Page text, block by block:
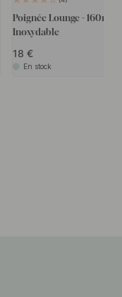
Poignée Lounge -
Inoxydable
18
En stock